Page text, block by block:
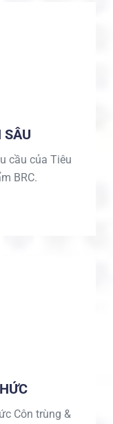
SÂU
cầu của Tiêu
BRC.
Côn trùng &